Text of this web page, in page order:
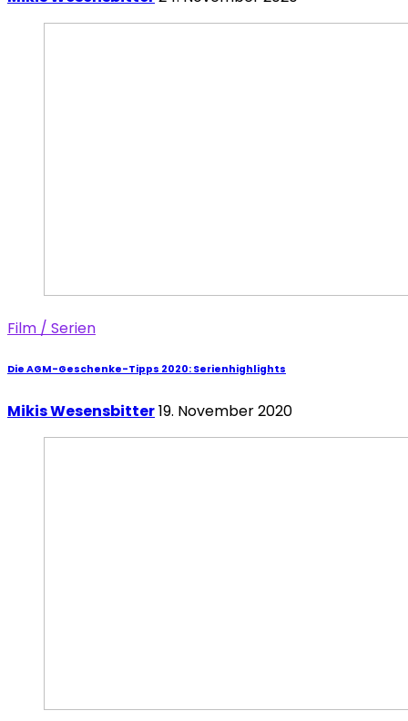
Film / Serien
Die AGM-Geschenke-Tipps 2020: Serienhighlights
Mikis Wesensbitter19. November 2020